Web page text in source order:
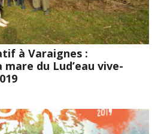
à Varaignes :
du Lud’eau vive-